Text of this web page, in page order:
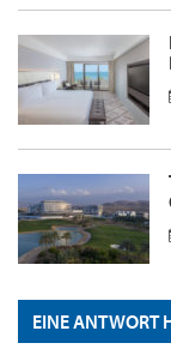
EINE ANTWORT